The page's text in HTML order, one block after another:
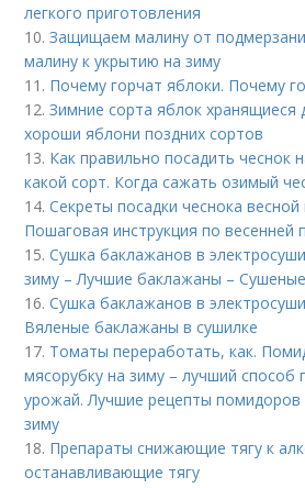
легкого приготовления
10.Защищаем малину от
малину к укрытию на зиму
11. Почему горчат яблоки. Почему
12.Зимние сорта яблок хранящиеся
хороши яблони поздних сортов
13. Как правильно посадить чеснок
какой сорт. Когда сажать озимый
14.Секреты посадки чеснока
Пошаговая инструкция по весенней
15.Сушка баклажанов в
зиму – Лучшие баклажаны –
16.Сушка баклажанов в
Вяленые баклажаны в сушилке
17. Томаты переработать, как.
мясорубку на зиму – лучший способ
урожай. Лучшие рецепты помидоров
зиму
18. Препараты снижающие тягу к
останавливающие тягу